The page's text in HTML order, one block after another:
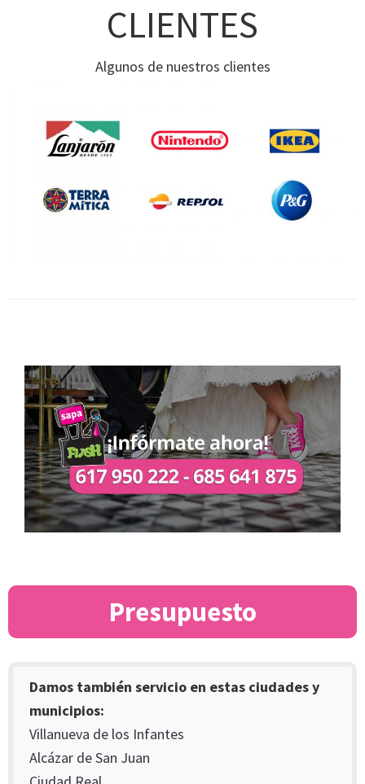
CLIENTES
Algunos de nuestros clientes
Presupuesto
Damos también servicio en estas ciudades y
municipios:
Villanueva de los Infantes
Alcázar de San Juan